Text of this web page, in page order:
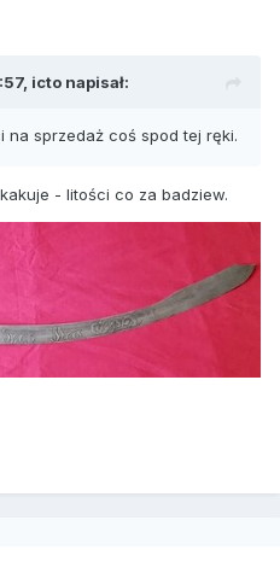
icto napisał:
na sprzedaż coś spod tej ręki.
- litości co za badziew.